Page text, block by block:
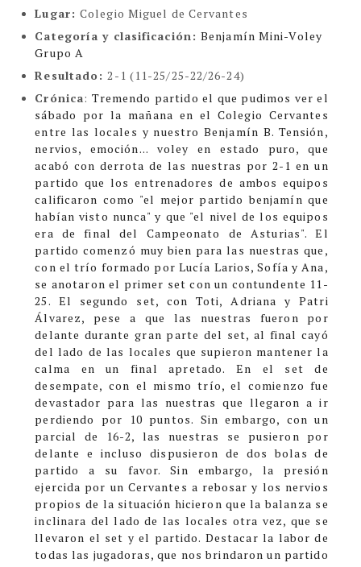
Lugar:Colegio Miguel de Cervantes
Categoría y clasificación:Benjamín Mini-Voley
Grupo A
Resultado: 2-1 (11-25/25-22/26-24)
Crónica: Tremendo partido el que pudimos ver el
sábado por la mañana en el Colegio Cervantes
entre las locales y nuestro Benjamín B. Tensión,
nervios, emoción... voley en estado puro, que
acabó con derrota de las nuestras por 2-1 en un
partido que los entrenadores de ambos equipos
calificaron como "el mejor partido benjamín que
habían visto nunca" y que "el nivel de los equipos
era de final del Campeonato de Asturias".El
partido comenzó muy bien para las nuestras que,
con el trío formado por Lucía Larios, Sofía y Ana,
se anotaron el primer set con un contundente 11-
25. El segundo set, con Toti, Adriana y Patri
Álvarez, pese a que las nuestras fueron por
delante durante gran parte del set, al final cayó
del lado de las locales que supieron mantener la
calma en un final apretado. En el set de
desempate, con el mismo trío, el comienzo fue
devastador para las nuestras que llegaron a ir
perdiendo por 10 puntos. Sin embargo, con un
parcial de 16-2, las nuestras se pusieron por
delante e incluso dispusieron de dos bolas de
partido a su favor. Sin embargo, la presión
ejercida por un Cervantes a rebosar y los nervios
propios de la situación hicieron que la balanza se
inclinara del lado de las locales otra vez, que se
llevaron el set y el partido. Destacar la labor de
todas las jugadoras, que nos brindaron un partido